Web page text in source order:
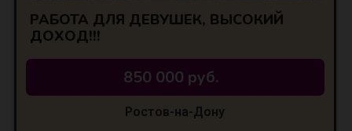
РАБОТА ДЛЯ ДЕВУШЕК, ВЫСОКИЙ
ДОХОД!!!
850 000 руб.
Ростов-на-Дону